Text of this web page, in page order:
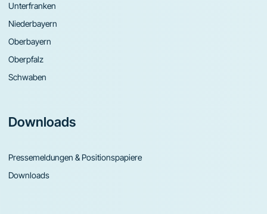
Unterfranken
Niederbayern
Oberbayern
Oberpfalz
Schwaben
Downloads
Pressemeldungen & Positionspapiere
Downloads